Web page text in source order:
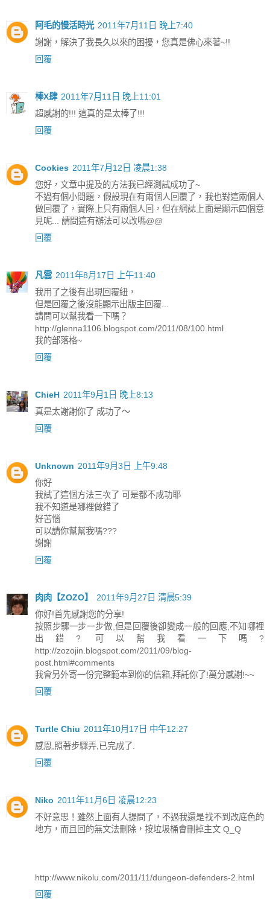
阿毛的慢活時光 2011年7月11日 晚上7:40
謝謝，解決了我長久以來的困擾，您真是佛心來著~!!
回覆
棒X肆 2011年7月11日 晚上11:01
超感謝的!!! 這真的是太棒了!!!
回覆
Cookies 2011年7月12日 凌晨1:38
您好，文章中提及的方法我已經測試成功了~
不過有個小問題，假設現在有兩個人回覆了，我也對這兩個人
做回覆了，實際上只有兩個人回，但在網誌上面是顯示四個意
見呢... 請問這有辦法可以改嗎@@
回覆
凡雲 2011年8月17日 上午11:40
我用了之後有出現回覆紐，
但是回覆之後沒能顯示出版主回覆...
請問可以幫我看一下嗎？
http://glenna1106.blogspot.com/2011/08/100.html
我的部落格~
回覆
ChieH 2011年9月1日 晚上8:13
真是太謝謝你了 成功了～
回覆
Unknown 2011年9月3日 上午9:48
你好
我試了這個方法三次了 可是都不成功耶
我不知道是哪裡做錯了
好苦惱
可以請你幫幫我嗎???
謝謝
回覆
肉肉【ZOZO】
2011年9月27日 清晨5:39
你好!首先感謝您的分享!
按照步驟一步一步做,但是回覆後卻變成一般的回應,不知哪裡
出錯? 可以幫我看一下嗎?
http://zozojin.blogspot.com/2011/09/blog-
post.html#comments
我會另外寄一份完整範本到你的信箱,拜託你了!萬分感謝!~~
回覆
Turtle Chiu 2011年10月17日 中午12:27
感恩,照著步驟弄,已完成了.
回覆
Niko 2011年11月6日 凌晨12:23
不好意思！雖然上面有人提問了，不過我還是找不到改底色的
地方，而且回的無文法刪除，按垃圾桶會刪掉主文 Q_Q
http://www.nikolu.com/2011/11/dungeon-defenders-2.html
回覆